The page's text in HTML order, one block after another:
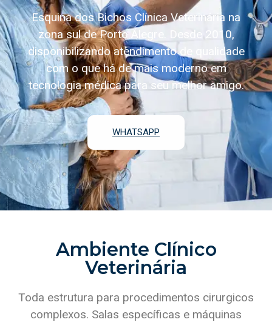
Esquina dos Bichos Clínica Veterinária na
zona sul de Porto Alegre. Desde 2010,
disponibilizando atendimento de qualidade
com o que há de mais moderno em
tecnologia médica para seu melhor amigo.
WHATSAPP
Ambiente Clínico
Veterinária
Toda estrutura para procedimentos cirurgicos
complexos. Salas específicas e máquinas